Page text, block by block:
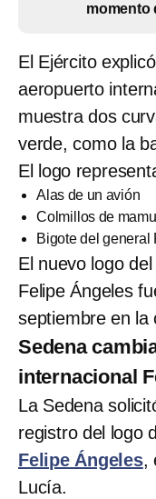
momento
El Ejército
aeropuerto
muestra dos
verde, como la
El logo
Alas de un avión
Colmillos de
Bigote del
El nuevo logo
Felipe Ángeles
septiembre en la
Sedena
internacional
La Sedena
registro del logo
Felipe Ángeles,
Lucía.